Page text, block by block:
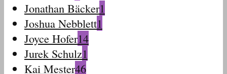
Jonathan Bäcker1
Joshua Nebblett1
Joyce Hofer14
Jurek Schulz1
Kai Mester46